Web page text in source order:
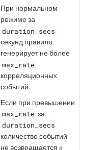
При нормальном
режиме за
duration_secs
секунд правило
генерирует не более
max_rate
корреляционных
событий.
Если при превышении
max_rate за
duration_secs
количество событий
не возвращается к